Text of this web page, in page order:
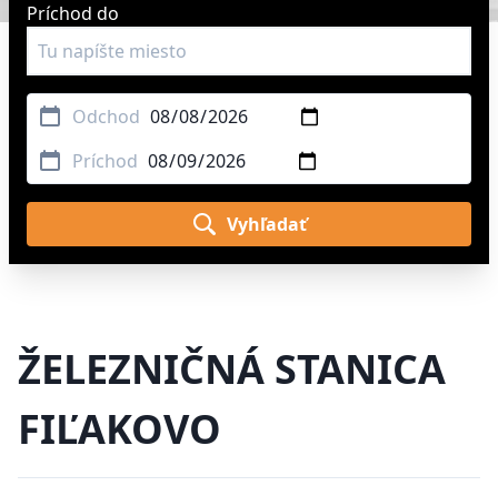
Príchod do
Odchod
Príchod
Vyhľadať
ŽELEZNIČNÁ STANICA
FIĽAKOVO